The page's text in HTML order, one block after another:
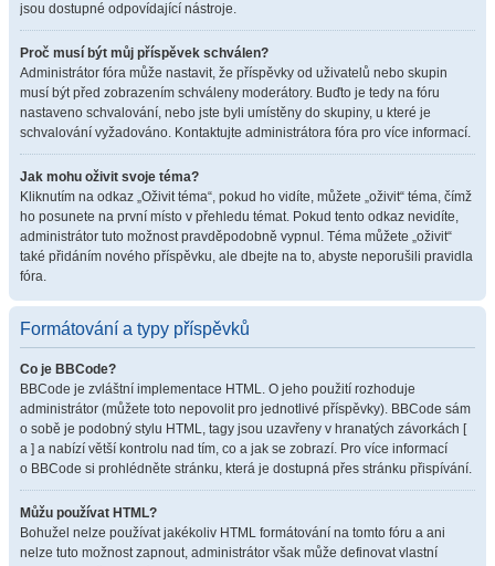
jsou dostupné odpovídající nástroje.
Proč musí být můj příspěvek schválen?
Administrátor fóra může nastavit, že příspěvky od uživatelů nebo skupin
musí být před zobrazením schváleny moderátory. Buďto je tedy na fóru
nastaveno schvalování, nebo jste byli umístěny do skupiny, u které je
schvalování vyžadováno. Kontaktujte administrátora fóra pro více informací.
Jak mohu oživit svoje téma?
Kliknutím na odkaz „Oživit téma“, pokud ho vidíte, můžete „oživit“ téma, čímž
ho posunete na první místo v přehledu témat. Pokud tento odkaz nevidíte,
administrátor tuto možnost pravděpodobně vypnul. Téma můžete „oživit“
také přidáním nového příspěvku, ale dbejte na to, abyste neporušili pravidla
fóra.
Formátování a typy příspěvků
Co je BBCode?
BBCode je zvláštní implementace HTML. O jeho použití rozhoduje
administrátor (můžete toto nepovolit pro jednotlivé příspěvky). BBCode sám
o sobě je podobný stylu HTML, tagy jsou uzavřeny v hranatých závorkách [
a ] a nabízí větší kontrolu nad tím, co a jak se zobrazí. Pro více informací
o BBCode si prohlédněte stránku, která je dostupná přes stránku přispívání.
Můžu používat HTML?
Bohužel nelze používat jakékoliv HTML formátování na tomto fóru a ani
nelze tuto možnost zapnout, administrátor však může definovat vlastní